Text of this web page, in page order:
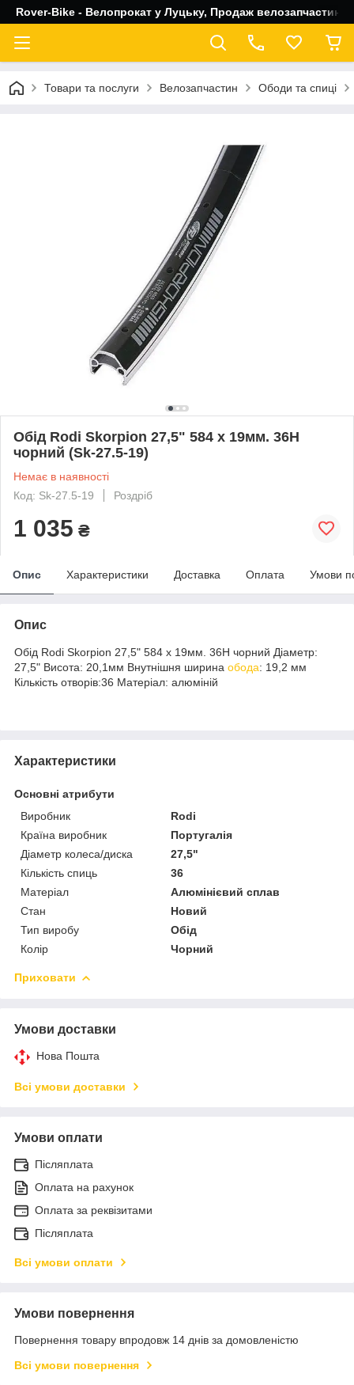
Rover-Bike - Велопрокат у Луцьку, Продаж велозапчастин,
Товари та послуги Велозапчастин Ободи та спиці
Обід Rodi Skorpion 27,5" 584 x 19мм. 36H
чорний (Sk-27.5-19)
Немає в наявності
Код: Sk-27.5-19
Роздріб
1 035 ₴
Опис Характеристики Доставка Оплата Умови
Опис
Обід Rodi Skorpion 27,5" 584 x 19мм. 36H чорний Діаметр:
27,5" Висота: 20,1мм Внутнішня ширина обода: 19,2 мм
Кількість отворів:36 Матеріал: алюміній
Характеристики
Основні атрибути
Виробник
Rodi
Країна виробник
Португалія
Діаметр колеса/диска
27,5"
Кількість спиць
36
Матеріал
Алюмінієвий сплав
Стан
Новий
Тип виробу
Обід
Колір
Чорний
Приховати
Умови доставки
Нова Пошта
Всі умови доставки
Умови оплати
Післяплата
Оплата на рахунок
Оплата за реквізитами
Післяплата
Всі умови оплати
Умови повернення
Повернення товару впродовж 14 днів за домовленістю
Всі умови повернення